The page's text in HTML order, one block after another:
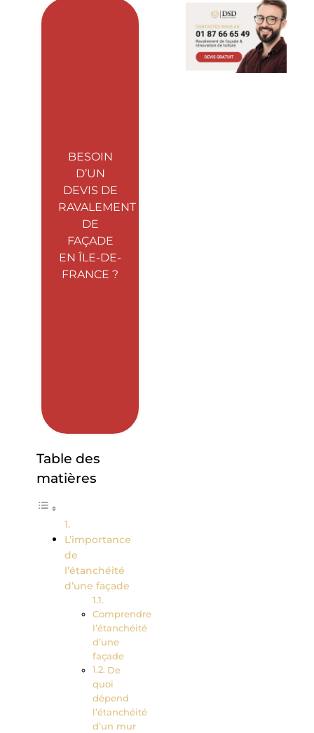
BESOIN
D’UN
DEVIS DE
RAVALEMENT
DE
FAÇADE
EN ÎLE-DE-
FRANCE ?
Table des
matières
L’importance
de
l’étanchéité
d’une façade
Comprendre
l’étanchéité
d’une
façade
De
quoi
dépend
l’étanchéité
d’un mur